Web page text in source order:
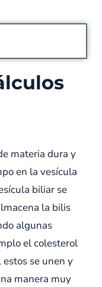
materia dura y
en la vesícula
biliar se
la bilis
algunas
el colesterol
se unen y
manera muy